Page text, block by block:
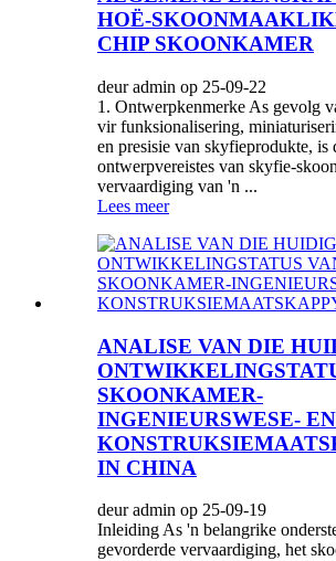
HOË-
CHIP SKOONKAMER
deur admin op 25-09-22
1. Ontwerpkenmerke As gevolg
vir funksionalisering,
en presisie van skyfieprodukte, is
ontwerpvereistes van skyfie-
vervaardiging van 'n ...
Lees meer
ANALISE VAN DIE
SKOONKAMER-
INGENIEURSWESE- EN
IN CHINA
deur admin op 25-09-19
Inleiding As 'n belangrike
gevorderde vervaardiging, het